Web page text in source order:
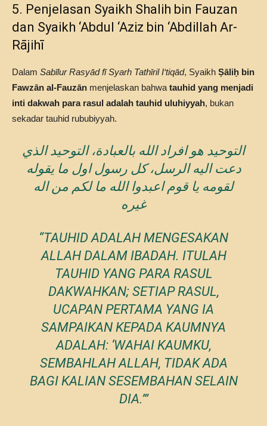
5. Penjelasan Syaikh Shalih bin Fauzan
dan Syaikh ‘Abdul ‘Aziz bin ‘Abdillah Ar-
Rājihī
Dalam Sabīlur Rasyād fī Syarh Tathīril I‘tiqād, Syaikh Ṣāliḥ bin
Fawzān al-Fauzān menjelaskan bahwa tauhid yang menjadi
inti dakwah para rasul adalah tauhid uluhiyyah, bukan
sekadar tauhid rububiyyah.
التوحيد هو افراد الله بالعبادة، التوحيد الذي
دعت اليه الرسل، كل رسول اول ما يقوله
لقومه يا قوم اعبدوا الله ما لكم من اله
غيره
“TAUHID ADALAH MENGESAKAN
ALLAH DALAM IBADAH. ITULAH
TAUHID YANG PARA RASUL
DAKWAHKAN; SETIAP RASUL,
UCAPAN PERTAMA YANG IA
SAMPAIKAN KEPADA KAUMNYA
ADALAH: ‘WAHAI KAUMKU,
SEMBAHLAH ALLAH, TIDAK ADA
BAGI KALIAN SESEMBAHAN SELAIN
DIA.’”